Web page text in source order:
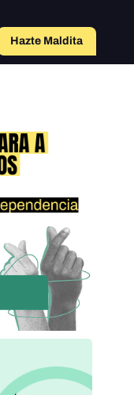
Hazte Maldita